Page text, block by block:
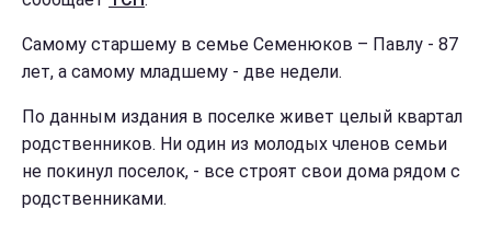
Самому старшему в семье Семенюков – Павлу - 87
лет, а самому младшему - две недели.
По данным издания в поселке живет целый квартал
родственников. Ни один из молодых членов семьи
не покинул поселок, - все строят свои дома рядом с
родственниками.